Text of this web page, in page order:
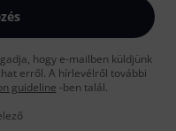
hogy e-mailben küldjünk
erről. A hírlevélről további
guideline -ben talál.